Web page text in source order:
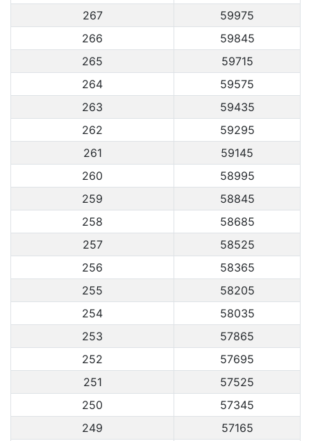
267
59975
266
59845
265
59715
264
59575
263
59435
262
59295
261
59145
260
58995
259
58845
258
58685
257
58525
256
58365
255
58205
254
58035
253
57865
252
57695
251
57525
250
57345
249
57165